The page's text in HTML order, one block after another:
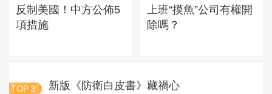
反制美國！中方公佈5
項措施
上班“摸魚”公司有權開
除嗎？
TOP 3 新版《防衛白皮書》藏禍心